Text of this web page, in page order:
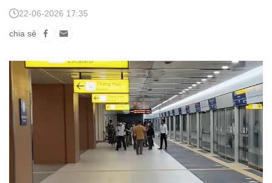
chia sẻ
22-06-2026 17:35